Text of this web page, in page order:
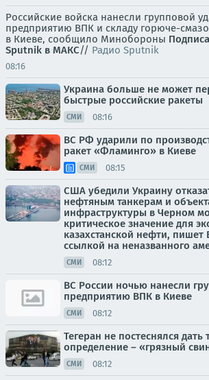
Российские войска нанесли групповой
предприятию ВПК и складу горюче-
в Киеве, сообщило Минобороны
Sputnik в МАКС// Радио Sputnik
08:16
Украина больше не может
быстрые российские ракеты
СМИ 08:16
ВС РФ ударили по
ракет «Фламинго» в Киеве
СМИ 08:15
США убедили Украину
нефтяным танкерам и
инфраструктуры в Черном
критическое значение для
казахстанской нефти, пишет
ссылкой на неназванного
СМИ 08:12
ВС России ночью нанесли
предприятию ВПК в Киеве
СМИ 08:12
Тегеран не постеснялся дать
определение – «грязный
СМИ 08:12